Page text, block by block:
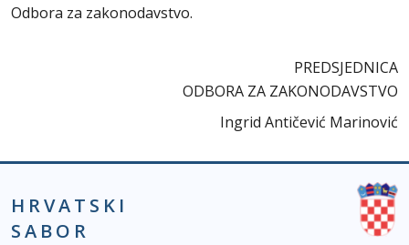
Odbora za zakonodavstvo.
PREDSJEDNICA
ODBORA ZA ZAKONODAVSTVO
Ingrid Antičević Marinović
HRVATSKI
SABOR